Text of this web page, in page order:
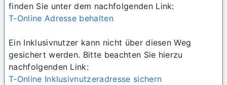
finden Sie unter dem nachfolgenden Link:
T-Online Adresse behalten
Ein Inklusivnutzer kann nicht über diesen Weg
gesichert werden. Bitte beachten Sie hierzu
nachfolgenden Link:
T-Online Inklusivnutzeradresse sichern